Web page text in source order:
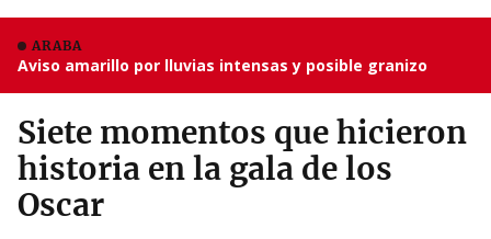
ARABA
Aviso amarillo por lluvias intensas y posible granizo
Siete momentos que hicieron
historia en la gala de los
Oscar